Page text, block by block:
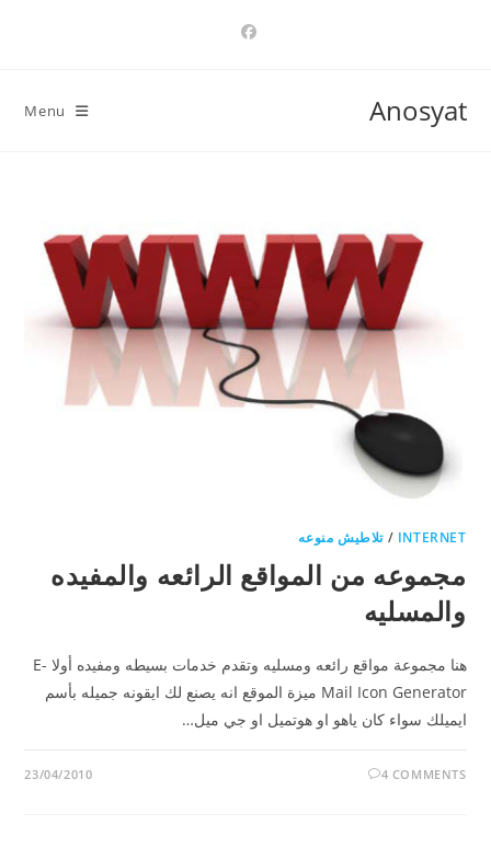
Anosyat
Menu
INTERNET
/تلاطيش منوعه
مجموعه من المواقع الرائعه والمفيده
والمسليه
هنا مجموعة مواقع رائعه ومسليه وتقدم خدمات بسيطه ومفيده أولا E-
Mail Icon Generator ميزة الموقع انه يصنع لك ايقونه جميله بأسم
ايميلك سواء كان ياهو او هوتميل او جي ميل…
4 COMMENTS
23/04/2010